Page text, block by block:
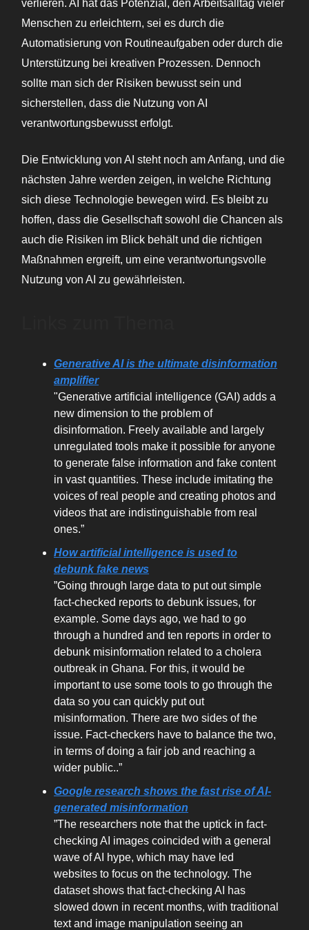
verlieren. AI hat das Potenzial, den Arbeitsalltag vieler
Menschen zu erleichtern, sei es durch die
Automatisierung von Routineaufgaben oder durch die
Unterstützung bei kreativen Prozessen. Dennoch
sollte man sich der Risiken bewusst sein und
sicherstellen, dass die Nutzung von AI
verantwortungsbewusst erfolgt.
Die Entwicklung von AI steht noch am Anfang, und die
nächsten Jahre werden zeigen, in welche Richtung
sich diese Technologie bewegen wird. Es bleibt zu
hoffen, dass die Gesellschaft sowohl die Chancen als
auch die Risiken im Blick behält und die richtigen
Maßnahmen ergreift, um eine verantwortungsvolle
Nutzung von AI zu gewährleisten.
Generative AI is the ultimate disinformation
amplifier
"Generative artificial intelligence (GAI) adds a
new dimension to the problem of
disinformation. Freely available and largely
unregulated tools make it possible for anyone
to generate false information and fake content
in vast quantities. These include imitating the
voices of real people and creating photos and
videos that are indistinguishable from real
ones.”
How artificial intelligence is used to
debunk fake news
”Going through large data to put out simple
fact-checked reports to debunk issues, for
example. Some days ago, we had to go
through a hundred and ten reports in order to
debunk misinformation related to a cholera
outbreak in Ghana. For this, it would be
important to use some tools to go through the
data so you can quickly put out
misinformation. There are two sides of the
issue. Fact-checkers have to balance the two,
in terms of doing a fair job and reaching a
wider public..”
Google research shows the fast rise of AI-
generated misinformation
”The researchers note that the uptick in fact-
checking AI images coincided with a general
wave of AI hype, which may have led
websites to focus on the technology. The
dataset shows that fact-checking AI has
slowed down in recent months, with traditional
text and image manipulation seeing an